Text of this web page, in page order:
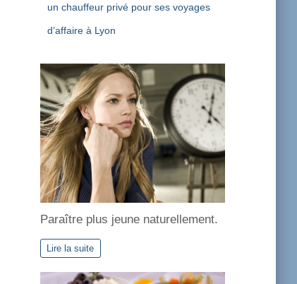
un chauffeur privé pour ses voyages
d’affaire à Lyon
Paraître plus jeune naturellement.
Lire la suite